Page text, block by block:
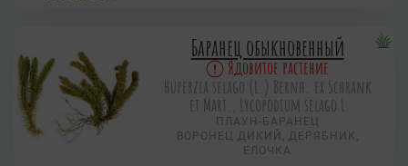
Баранец обыкновенный
Ядовитое растение
Huperzia selago (L.) Bernh. ex Schrank
et Mart., Lycopodium selago L
ПЛАУН-БАРАНЕЦ
ВОРОНЕЦ ДИКИЙ, ДЕРЯБНИК,
ЕЛОЧКА